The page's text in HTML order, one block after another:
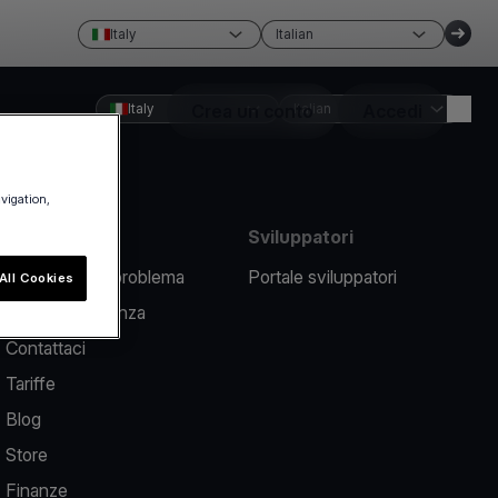
Italy Italian
Crea un conto
Italy Italian
Segnalare un problema
Centro assistenza
Contattaci
Tariffe
Blog
Store
Finanze
Sviluppatori
Portale sviluppatori
Cookies